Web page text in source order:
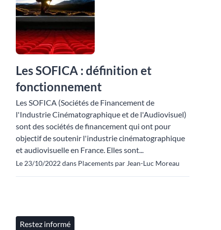
Les SOFICA : définition et
fonctionnement
Les SOFICA (Sociétés de Financement de
l'Industrie Cinématographique et de l'Audiovisuel)
sont des sociétés de financement qui ont pour
objectif de soutenir l'industrie cinématographique
et audiovisuelle en France. Elles sont...
Le 23/10/2022 dans Placements par Jean-Luc Moreau
Restez informé